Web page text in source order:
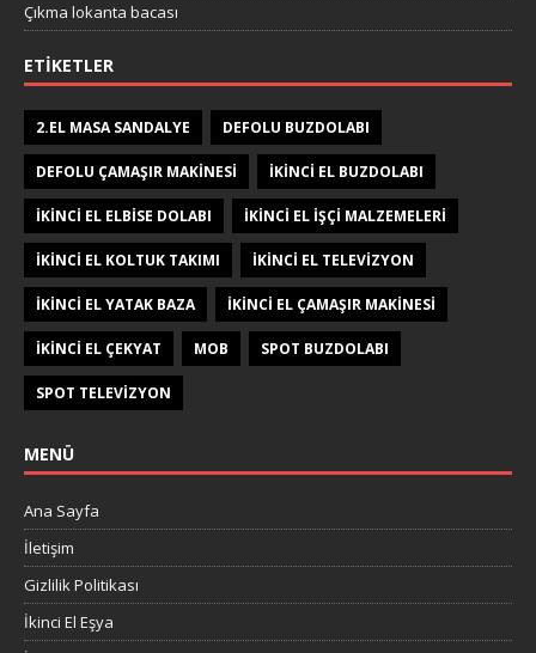
Çıkma lokanta bacası
ETIKETLER
2.EL MASA SANDALYE DEFOLU BUZDOLABI
DEFOLU ÇAMAŞIR MAKINESI IKINCI EL BUZDOLABI
IKINCI EL ELBISE DOLABI IKINCI EL IŞÇI MALZEMELERI
IKINCI EL KOLTUK TAKIMI IKINCI EL TELEVIZYON
IKINCI EL YATAK BAZA IKINCI EL ÇAMAŞIR MAKINESI
IKINCI EL ÇEKYAT MOB SPOT BUZDOLABI
SPOT TELEVIZYON
MENÜ
Ana Sayfa
İletişim
Gizlilik Politikası
İkinci El Eşya